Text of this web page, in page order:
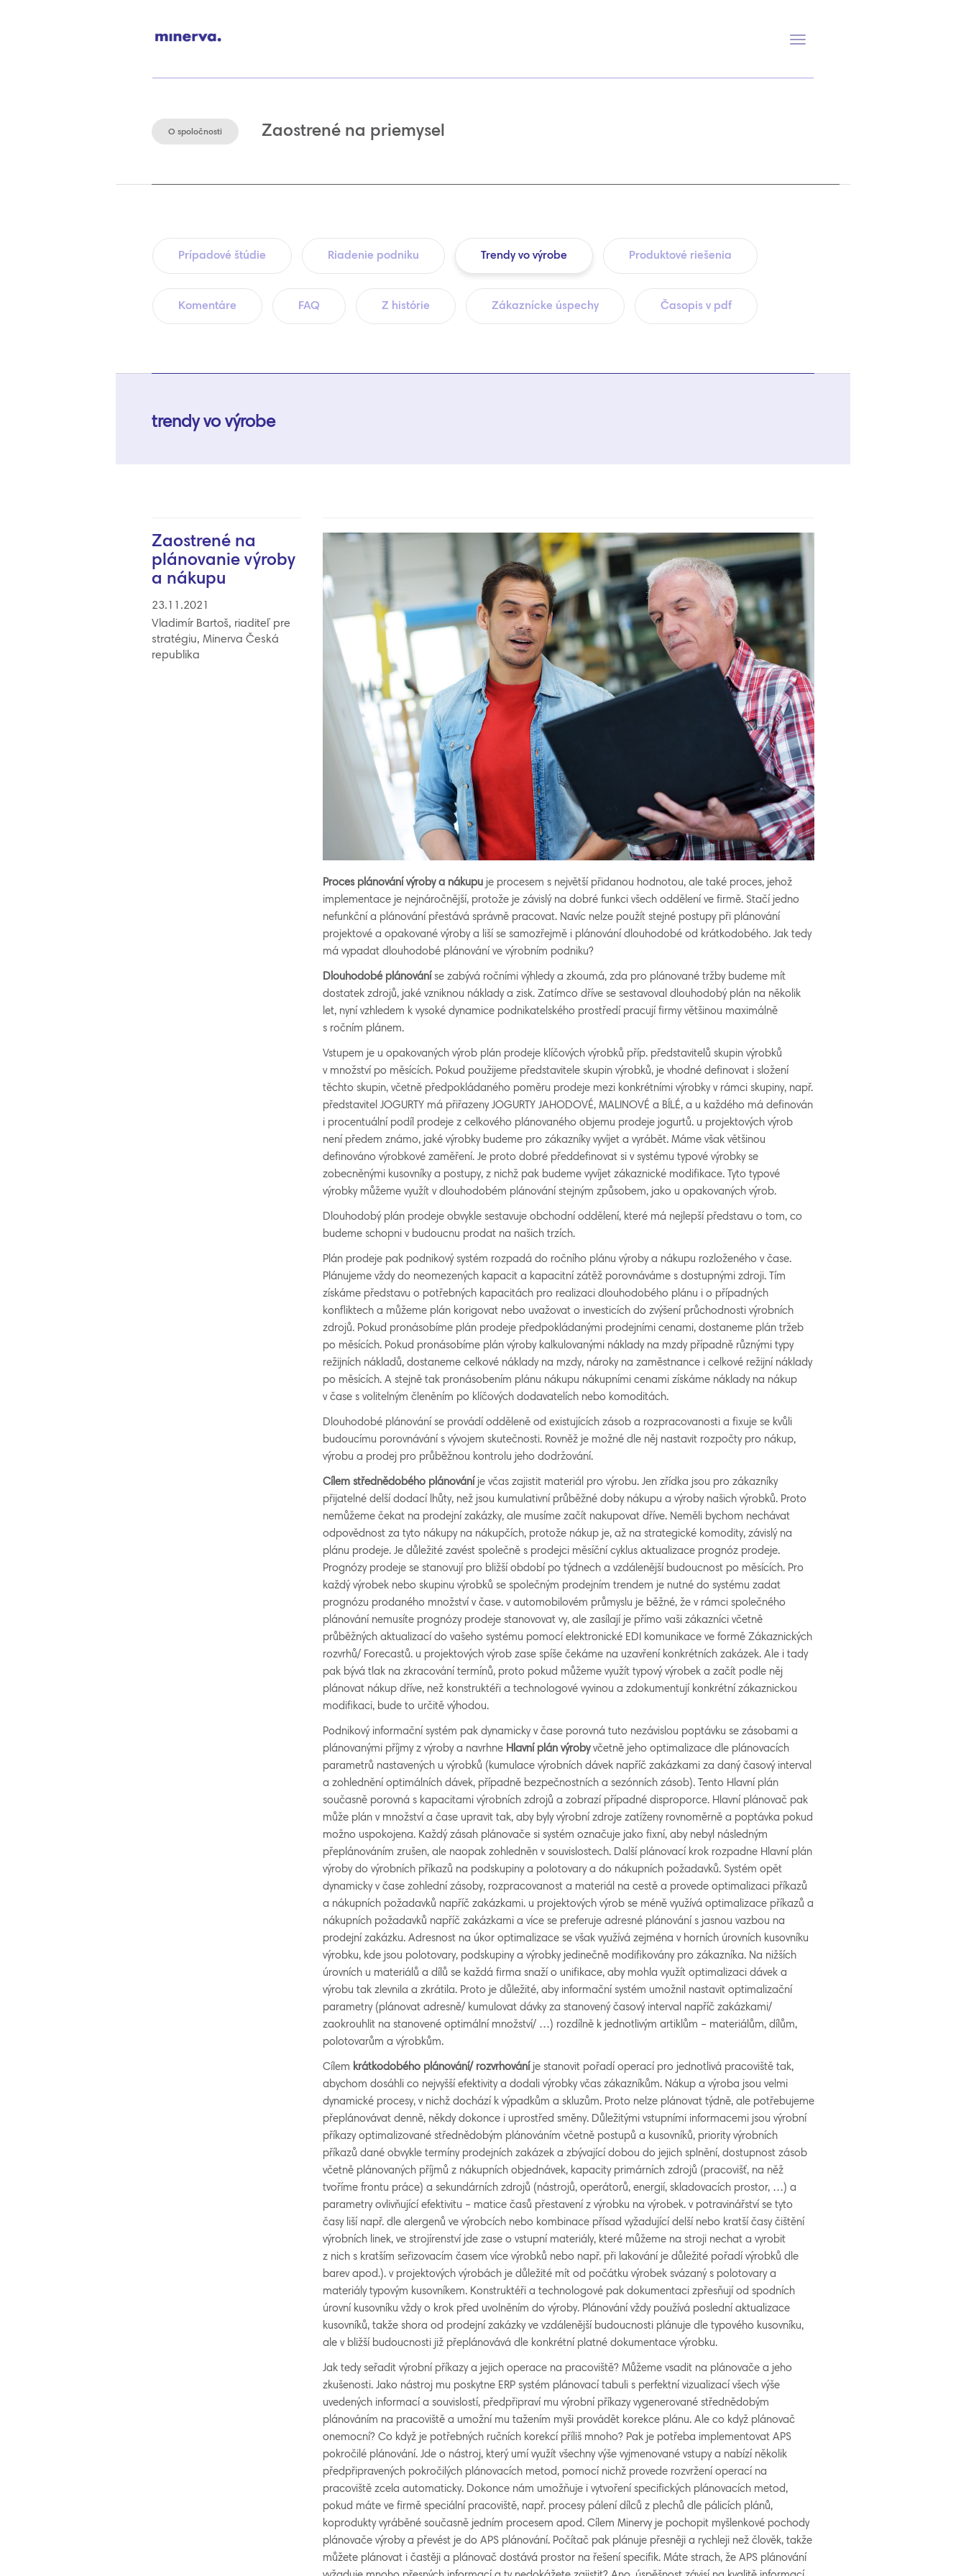
Prepnúť
O spoločnosti Zaostrené na priemysel
Prípadové štúdie Riadenie podniku Trendy vo výrobe Produktové riešenia
Komentáre FAQ Z histórie Zákaznícke úspechy Časopis v pdf
trendy vo výrobe
Zaostrené na
plánovanie výroby
a nákupu
23.11.2021
Vladimír Bartoš, riaditeľ pre
stratégiu, Minerva Česká
republika
Proces plánování výroby a nákupu je procesem s největší přidanou hodnotou, ale také proces, jehož
implementace je nejnáročnější, protože je závislý na dobré funkci všech oddělení ve firmě. Stačí jedno
nefunkční a plánování přestává správně pracovat. Navíc nelze použít stejné postupy při plánování
projektové a opakované výroby a liší se samozřejmě i plánování dlouhodobé od krátkodobého. Jak tedy
má vypadat dlouhodobé plánování ve výrobním podniku?
Dlouhodobé plánování se zabývá ročními výhledy a zkoumá, zda pro plánované tržby budeme mít
dostatek zdrojů, jaké vzniknou náklady a zisk. Zatímco dříve se sestavoval dlouhodobý plán na několik
let, nyní vzhledem k vysoké dynamice podnikatelského prostředí pracují firmy většinou maximálně
s ročním plánem.
Vstupem je u opakovaných výrob plán prodeje klíčových výrobků příp. představitelů skupin výrobků
v množství po měsících. Pokud použijeme představitele skupin výrobků, je vhodné definovat i složení
těchto skupin, včetně předpokládaného poměru prodeje mezi konkrétními výrobky v rámci skupiny, např.
představitel JOGURTY má přiřazeny JOGURTY JAHODOVÉ, MALINOVÉ a BÍLÉ, a u každého má definován
i procentuální podíl prodeje z celkového plánovaného objemu prodeje jogurtů. u projektových výrob
není předem známo, jaké výrobky budeme pro zákazníky vyvíjet a vyrábět. Máme však většinou
definováno výrobkové zaměření. Je proto dobré předdefinovat si v systému typové výrobky se
zobecněnými kusovníky a postupy, z nichž pak budeme vyvíjet zákaznické modifikace. Tyto typové
výrobky můžeme využít v dlouhodobém plánování stejným způsobem, jako u opakovaných výrob.
Dlouhodobý plán prodeje obvykle sestavuje obchodní oddělení, které má nejlepší představu o tom, co
budeme schopni v budoucnu prodat na našich trzích.
Plán prodeje pak podnikový systém rozpadá do ročního plánu výroby a nákupu rozloženého v čase.
Plánujeme vždy do neomezených kapacit a kapacitní zátěž porovnáváme s dostupnými zdroji. Tím
získáme představu o potřebných kapacitách pro realizaci dlouhodobého plánu i o případných
konfliktech a můžeme plán korigovat nebo uvažovat o investicích do zvýšení průchodnosti výrobních
zdrojů. Pokud pronásobíme plán prodeje předpokládanými prodejními cenami, dostaneme plán tržeb
po měsících. Pokud pronásobíme plán výroby kalkulovanými náklady na mzdy případně různými typy
režijních nákladů, dostaneme celkové náklady na mzdy, nároky na zaměstnance i celkové režijní náklady
po měsících. A stejně tak pronásobením plánu nákupu nákupními cenami získáme náklady na nákup
v čase s volitelným členěním po klíčových dodavatelích nebo komoditách.
Dlouhodobé plánování se provádí odděleně od existujících zásob a rozpracovanosti a fixuje se kvůli
budoucímu porovnávání s vývojem skutečnosti. Rovněž je možné dle něj nastavit rozpočty pro nákup,
výrobu a prodej pro průběžnou kontrolu jeho dodržování.
Cílem střednědobého plánování je včas zajistit materiál pro výrobu. Jen zřídka jsou pro zákazníky
přijatelné delší dodací lhůty, než jsou kumulativní průběžné doby nákupu a výroby našich výrobků. Proto
nemůžeme čekat na prodejní zakázky, ale musíme začít nakupovat dříve. Neměli bychom nechávat
odpovědnost za tyto nákupy na nákupčích, protože nákup je, až na strategické komodity, závislý na
plánu prodeje. Je důležité zavést společně s prodejci měsíční cyklus aktualizace prognóz prodeje.
Prognózy prodeje se stanovují pro bližší období po týdnech a vzdálenější budoucnost po měsících. Pro
každý výrobek nebo skupinu výrobků se společným prodejním trendem je nutné do systému zadat
prognózu prodaného množství v čase. v automobilovém průmyslu je běžné, že v rámci společného
plánování nemusíte prognózy prodeje stanovovat vy, ale zasílají je přímo vaši zákazníci včetně
průběžných aktualizací do vašeho systému pomocí elektronické EDI komunikace ve formě Zákaznických
rozvrhů/ Forecastů. u projektových výrob zase spíše čekáme na uzavření konkrétních zakázek. Ale i tady
pak bývá tlak na zkracování termínů, proto pokud můžeme využít typový výrobek a začít podle něj
plánovat nákup dříve, než konstruktéři a technologové vyvinou a zdokumentují konkrétní zákaznickou
modifikaci, bude to určitě výhodou.
Podnikový informační systém pak dynamicky v čase porovná tuto nezávislou poptávku se zásobami a
plánovanými příjmy z výroby a navrhne Hlavní plán výrobyvčetně jeho optimalizace dle plánovacích
parametrů nastavených u výrobků (kumulace výrobních dávek napříč zakázkami za daný časový interval
a zohlednění optimálních dávek, případně bezpečnostních a sezónních zásob). Tento Hlavní plán
současně porovná s kapacitami výrobních zdrojů a zobrazí případné disproporce. Hlavní plánovač pak
může plán v množství a čase upravit tak, aby byly výrobní zdroje zatíženy rovnoměrně a poptávka pokud
možno uspokojena. Každý zásah plánovače si systém označuje jako fixní, aby nebyl následným
přeplánováním zrušen, ale naopak zohledněn v souvislostech. Další plánovací krok rozpadne Hlavní plán
výroby do výrobních příkazů na podskupiny a polotovary a do nákupních požadavků. Systém opět
dynamicky v čase zohlední zásoby, rozpracovanost a materiál na cestě a provede optimalizaci příkazů
a nákupních požadavků napříč zakázkami. u projektových výrob se méně využívá optimalizace příkazů a
nákupních požadavků napříč zakázkami a více se preferuje adresné plánování s jasnou vazbou na
prodejní zakázku. Adresnost na úkor optimalizace se však využívá zejména v horních úrovních kusovníku
výrobku, kde jsou polotovary, podskupiny a výrobky jedinečně modifikovány pro zákazníka. Na nižších
úrovních u materiálů a dílů se každá firma snaží o unifikace, aby mohla využít optimalizaci dávek a
výrobu tak zlevnila a zkrátila. Proto je důležité, aby informační systém umožnil nastavit optimalizační
parametry (plánovat adresně/ kumulovat dávky za stanovený časový interval napříč zakázkami/
zaokrouhlit na stanovené optimální množství/ …) rozdílně k jednotlivým artiklům – materiálům, dílům,
polotovarům a výrobkům.
Cílem krátkodobého plánování/ rozvrhování je stanovit pořadí operací pro jednotlivá pracoviště tak,
abychom dosáhli co nejvyšší efektivity a dodali výrobky včas zákazníkům. Nákup a výroba jsou velmi
dynamické procesy, v nichž dochází k výpadkům a skluzům. Proto nelze plánovat týdně, ale potřebujeme
přeplánovávat denně, někdy dokonce i uprostřed směny. Důležitými vstupními informacemi jsou výrobní
příkazy optimalizované střednědobým plánováním včetně postupů a kusovníků, priority výrobních
příkazů dané obvykle termíny prodejních zakázek a zbývající dobou do jejich splnění, dostupnost zásob
včetně plánovaných příjmů z nákupních objednávek, kapacity primárních zdrojů (pracovišť, na něž
tvoříme frontu práce) a sekundárních zdrojů (nástrojů, operátorů, energií, skladovacích prostor, …) a
parametry ovlivňující efektivitu – matice časů přestavení z výrobku na výrobek. v potravinářství se tyto
časy liší např. dle alergenů ve výrobcích nebo kombinace přísad vyžadující delší nebo kratší časy čištění
výrobních linek, ve strojírenství jde zase o vstupní materiály, které můžeme na stroji nechat a vyrobit
z nich s kratším seřizovacím časem více výrobků nebo např. při lakování je důležité pořadí výrobků dle
barev apod.). v projektových výrobách je důležité mít od počátku výrobek svázaný s polotovary a
materiály typovým kusovníkem. Konstruktéři a technologové pak dokumentaci zpřesňují od spodních
úrovní kusovníku vždy o krok před uvolněním do výroby. Plánování vždy používá poslední aktualizace
kusovníků, takže shora od prodejní zakázky ve vzdálenější budoucnosti plánuje dle typového kusovníku,
ale v bližší budoucnosti již přeplánovává dle konkrétní platné dokumentace výrobku.
Jak tedy seřadit výrobní příkazy a jejich operace na pracoviště? Můžeme vsadit na plánovače a jeho
zkušenosti. Jako nástroj mu poskytne ERP systém plánovací tabuli s perfektní vizualizací všech výše
uvedených informací a souvislostí, předpřipraví mu výrobní příkazy vygenerované střednědobým
plánováním na pracoviště a umožní mu tažením myši provádět korekce plánu. Ale co když plánovač
onemocní? Co když je potřebných ručních korekcí příliš mnoho? Pak je potřeba implementovat APS
pokročilé plánování. Jde o nástroj, který umí využít všechny výše vyjmenované vstupy a nabízí několik
předpřipravených pokročilých plánovacích metod, pomocí nichž provede rozvržení operací na
pracoviště zcela automaticky. Dokonce nám umožňuje i vytvoření specifických plánovacích metod,
pokud máte ve firmě speciální pracoviště, např. procesy pálení dílců z plechů dle pálicích plánů,
koprodukty vyráběné současně jedním procesem apod. Cílem Minervy je pochopit myšlenkové pochody
plánovače výroby a převést je do APS plánování. Počítač pak plánuje přesněji a rychleji než člověk, takže
můžete plánovat i častěji a plánovač dostává prostor na řešení specifik. Máte strach, že APS plánování